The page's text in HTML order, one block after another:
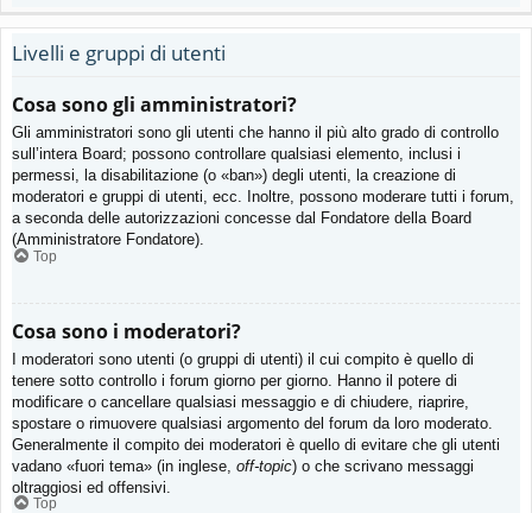
Livelli e gruppi di utenti
Cosa sono gli amministratori?
Gli amministratori sono gli utenti che hanno il più alto grado di controllo
sull’intera Board; possono controllare qualsiasi elemento, inclusi i
permessi, la disabilitazione (o «ban») degli utenti, la creazione di
moderatori e gruppi di utenti, ecc. Inoltre, possono moderare tutti i forum,
a seconda delle autorizzazioni concesse dal Fondatore della Board
(Amministratore Fondatore).
Top
Cosa sono i moderatori?
I moderatori sono utenti (o gruppi di utenti) il cui compito è quello di
tenere sotto controllo i forum giorno per giorno. Hanno il potere di
modificare o cancellare qualsiasi messaggio e di chiudere, riaprire,
spostare o rimuovere qualsiasi argomento del forum da loro moderato.
Generalmente il compito dei moderatori è quello di evitare che gli utenti
vadano «fuori tema» (in inglese, off-topic) o che scrivano messaggi
oltraggiosi ed offensivi.
Top